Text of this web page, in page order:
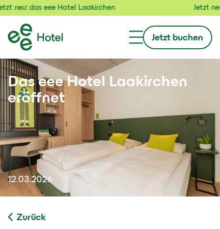
neu: das eee Hotel Laakirchen Jetzt
Jetzt buchen
Das eee Hotel Laakirchen
eröffnet
12.03.2026
Zurück